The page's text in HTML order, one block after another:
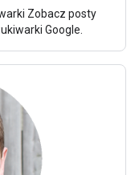
Zobacz posty
Google.